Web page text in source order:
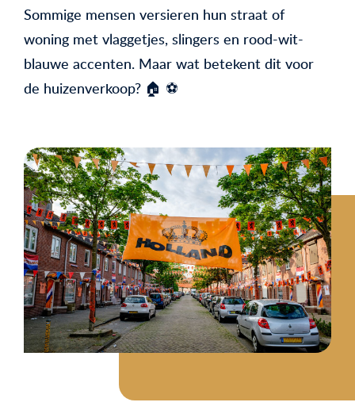
Sommige mensen versieren hun straat of
woning met vlaggetjes, slingers en rood-wit-
blauwe accenten. Maar wat betekent dit voor
de huizenverkoop? 🏠 ⚽️